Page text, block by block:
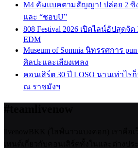
M4 คัมแบคตามสัญญา! ปล่อย 2 ซิ
และ “ชอบU”
808 Festival 2026 เปิดไลน์อัปสุดจั
EDM
Museum of Somnia นิทรรศการ
ศิลปะและเสียงเพลง
คอนเสิร์ต 30 ปี LOSO นานเท่าไ
ณ ราชมังฯ